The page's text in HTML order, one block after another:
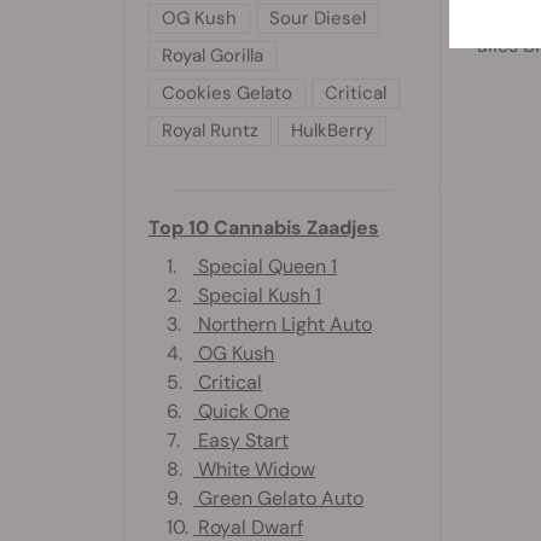
alles
OG Kush
Sour Diesel
Royal Gorilla
Cookies Gelato
Critical
Royal Runtz
HulkBerry
Top 10 Cannabis Zaadjes
1.
Special Queen 1
2.
Special Kush 1
3.
Northern Light Auto
4.
OG Kush
5.
Critical
6.
Quick One
7.
Easy Start
8.
White Widow
9.
Green Gelato Auto
10. Royal Dwarf